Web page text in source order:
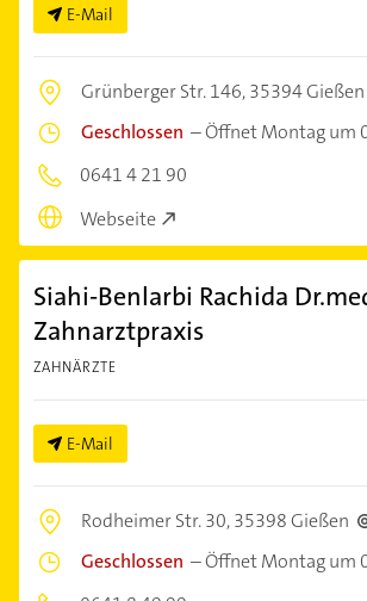
E-Mail
Grünberger Str. 146,35394 Gießen
Geschlossen –Öffnet Montag um
0641 4 21 90
Webseite
Siahi-Benlarbi Rachida
Zahnarztpraxis
ZAHNÄRZTE
E-Mail
Rodheimer Str. 30,35398 Gießen
Geschlossen –Öffnet Montag um